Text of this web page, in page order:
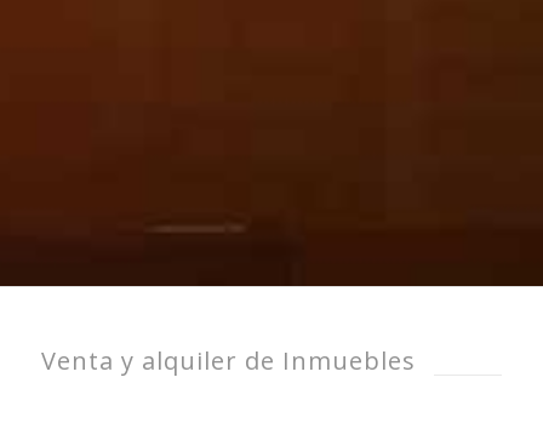
Venta y alquiler de Inmuebles